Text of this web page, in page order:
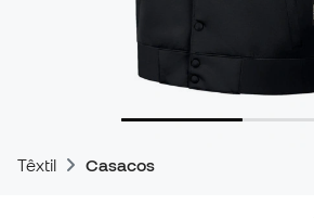
Têxtil Casacos